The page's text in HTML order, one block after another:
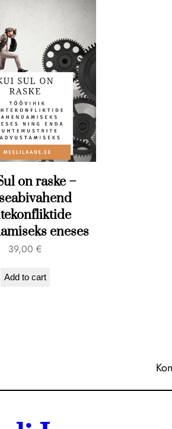
on raske –
eneses
39,00 €
Add to cart